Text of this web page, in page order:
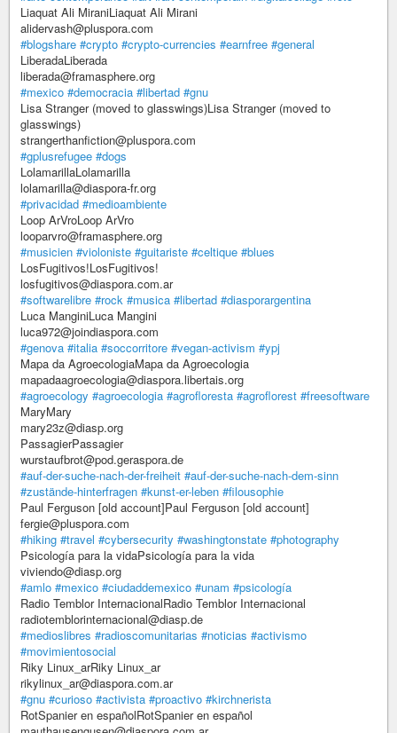
Liaquat Ali MiraniLiaquat Ali Mirani
alidervash@pluspora.com
#blogshare #crypto #crypto-currencies #earnfree #general
LiberadaLiberada
liberada@framasphere.org
#mexico #democracia #libertad #gnu
Lisa Stranger (moved to glasswings)Lisa Stranger (moved to
glasswings)
strangerthanfiction@pluspora.com
#gplusrefugee #dogs
LolamarillaLolamarilla
lolamarilla@diaspora-fr.org
#privacidad #medioambiente
Loop ArVroLoop ArVro
looparvro@framasphere.org
#musicien #violoniste #guitariste #celtique #blues
LosFugitivos!LosFugitivos!
losfugitivos@diaspora.com.ar
#softwarelibre #rock #musica #libertad #diasporargentina
Luca ManginiLuca Mangini
luca972@joindiaspora.com
#genova #italia #soccorritore #vegan-activism #ypj
Mapa da AgroecologiaMapa da Agroecologia
mapadaagroecologia@diaspora.libertais.org
#agroecology #agroecologia #agrofloresta #agroflorest #freesoftware
MaryMary
mary23z@diasp.org
PassagierPassagier
wurstaufbrot@pod.geraspora.de
#auf-der-suche-nach-der-freiheit #auf-der-suche-nach-dem-sinn
#zustände-hinterfragen #kunst-er-leben #filousophie
Paul Ferguson [old account]Paul Ferguson [old account]
fergie@pluspora.com
#hiking #travel #cybersecurity #washingtonstate #photography
Psicología para la vidaPsicología para la vida
viviendo@diasp.org
#amlo #mexico #ciudaddemexico #unam #psicología
Radio Temblor InternacionalRadio Temblor Internacional
radiotemblorinternacional@diasp.de
#medioslibres #radioscomunitarias #noticias #activismo
#movimientosocial
Riky Linux_arRiky Linux_ar
rikylinux_ar@diaspora.com.ar
#gnu #curioso #activista #proactivo #kirchnerista
RotSpanier en españolRotSpanier en español